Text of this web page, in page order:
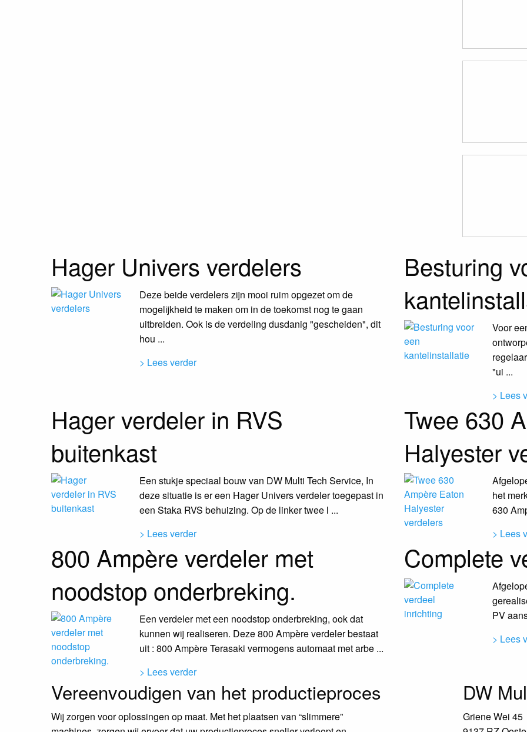
Hager Univers verdelers
Deze beide verdelers zijn mooi ruim opgezet om de
mogelijkheid te maken om in de toekomst nog te gaan
uitbreiden. Ook is de verdeling dusdanig "gescheiden", dit
hou ...
> Lees verder
Besturing
Voor
"ui ...
> Lees
Hager verdeler in RVS
buitenkast
Een stukje speciaal bouw van DW Multi Tech Service, In
deze situatie is er een Hager Univers verdeler toegepast in
een Staka RVS behuizing. Op de linker twee l ...
> Lees verder
Twee 630
Halyester
het
630
> Lees
800 Ampère verdeler met
noodstop onderbreking.
Een verdeler met een noodstop onderbreking, ook dat
kunnen wij realiseren. Deze 800 Ampère verdeler bestaat
uit : 800 Ampère Terasaki vermogens automaat met arbe ...
> Lees verder
Complete
PV
> Lees
Vereenvoudigen van het productieproces
Wij zorgen voor oplossingen op maat. Met het plaatsen van “slimmere”
DW
Griene Wei 45